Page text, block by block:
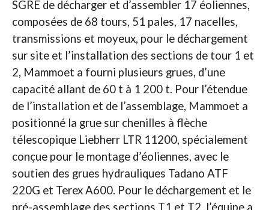
SGRE de décharger et d’assembler 17 éoliennes,
composées de 68 tours, 51 pales, 17 nacelles,
transmissions et moyeux, pour le déchargement
sur site et l’installation des sections de tour 1 et
2, Mammoet a fourni plusieurs grues, d’une
capacité allant de 60 t à 1 200 t. Pour l’étendue
de l’installation et de l’assemblage, Mammoet a
positionné la grue sur chenilles à flèche
télescopique Liebherr LTR 11200, spécialement
conçue pour le montage d’éoliennes, avec le
soutien des grues hydrauliques Tadano ATF
220G et Terex A600. Pour le déchargement et le
pré-assemblage des sections T1 et T2, l’équipe a